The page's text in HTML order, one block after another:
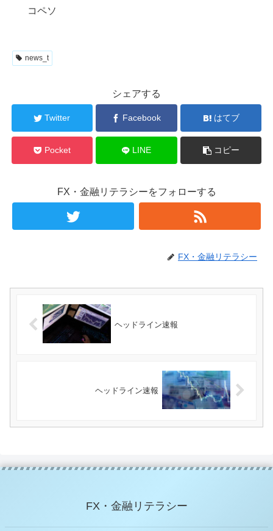
コペソ
news_t
シェアする
Twitter Facebook はてブ
Pocket LINE コピー
FX・金融リテラシーをフォローする
FX・金融リテラシー
ヘッドライン速報
ヘッドライン速報
FX・金融リテラシー